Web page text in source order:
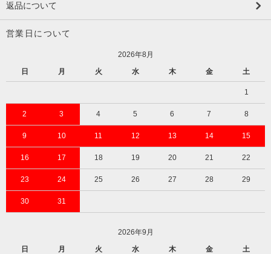
返品について
営業日について
2026年8月
日
月 火 水 木 金 土
1
2 3 4 5 6 7 8
9 10 11 12 13 14 15
16 17 18 19 20 21 22
23 24 25 26 27 28 29
30 31
2026年9月
日
月 火 水 木 金 土